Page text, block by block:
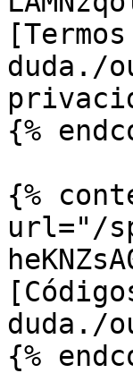
duda./
{%
{%
url="/
duda./
{%